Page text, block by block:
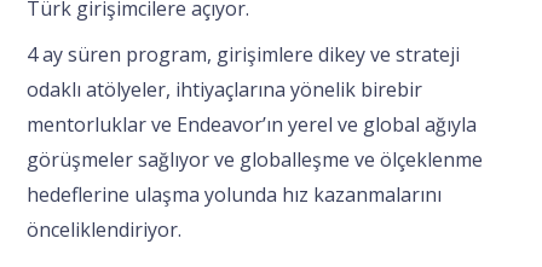
Türk girişimcilere açıyor.
4 ay süren program, girişimlere dikey ve strateji
odaklı atölyeler, ihtiyaçlarına yönelik birebir
mentorluklar ve Endeavor’ın yerel ve global ağıyla
görüşmeler sağlıyor ve globalleşme ve ölçeklenme
hedeflerine ulaşma yolunda hız kazanmalarını
önceliklendiriyor.